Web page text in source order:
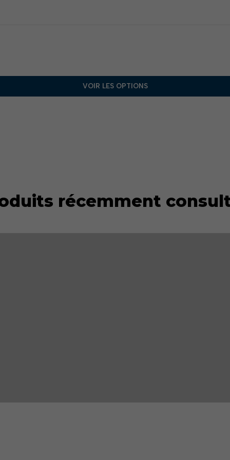
VOIR LES OPTIONS
récemment